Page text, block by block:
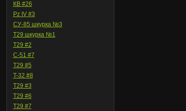
КВ #26
Pz IV #3
СУ-85 шкурка №3
T29 шкурка №1
T29 #2
С-51 #7
T29 #5
T-32 #8
T29 #3
T29 #6
T29 #7